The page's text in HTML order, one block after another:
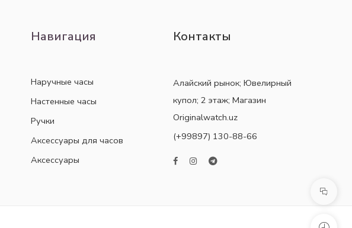
Навигация
Наручные часы
Настенные часы
Ручки
Аксессуары для часов
Аксессуары
Контакты
Алайский рынок; Ювелирный
купол; 2 этаж; Магазин
Originalwatch.uz
(+99897) 130-88-66